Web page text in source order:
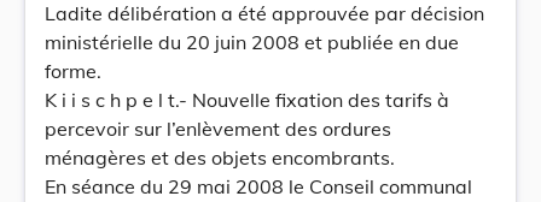
Ladite délibération a été approuvée par décision
ministérielle du 20 juin 2008 et publiée en due
forme.
K i i s c h p e l t.- Nouvelle fixation des tarifs à
percevoir sur l’enlèvement des ordures
ménagères et des objets encombrants.
En séance du 29 mai 2008 le Conseil communal